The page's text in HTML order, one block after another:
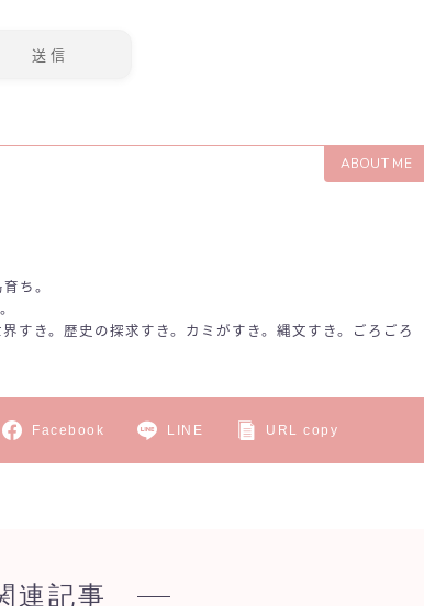
ABOUT ME
ち。
すき。歴史の探求すき。カミがすき。縄文すき。ごろごろ
Facebook LINE URL copy
連記事